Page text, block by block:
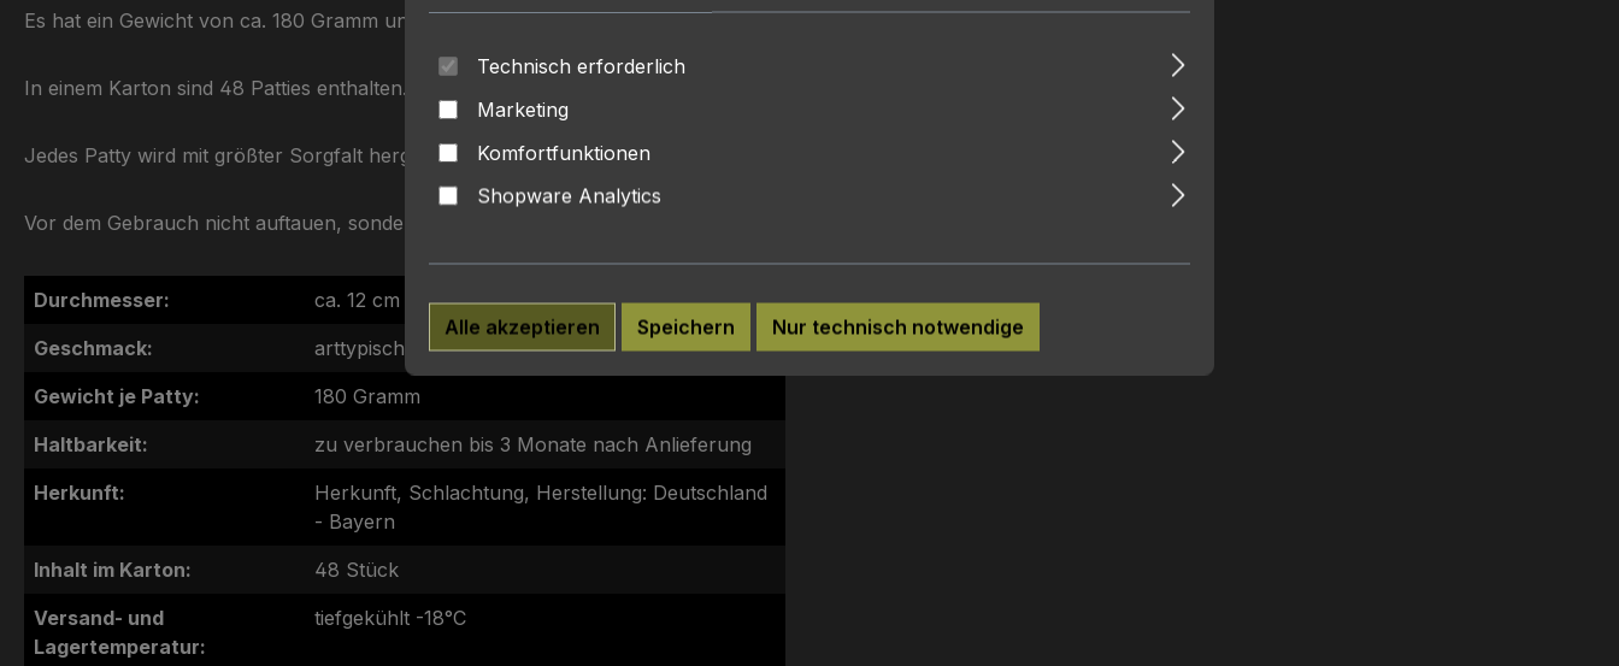
Es hat ein Gewicht von ca. 180 Gramm und einen Durchmesser von ca. 12 cm.
In einem Karton sind 48 Patties enthalten.
Jedes Patty wird mit größter Sorgfalt hergestellt, ist schockgefrostet und einzel entnehmbar.
Vor dem Gebrauch nicht auftauen, sondern gefrostet erhitzen. Nicht wieder einfrieren. Durchgegart verzehren!
Durchmesser:
ca. 12 cm
Geschmack:
arttypischer aromatischer Rindfleischgeschmack
Gewicht je Patty:
180 Gramm
Haltbarkeit:
zu verbrauchen bis 3 Monate nach Anlieferung
Herkunft:
Herkunft, Schlachtung, Herstellung: Deutschland
- Bayern
Inhalt im Karton:
48 Stück
Versand- und
Lagertemperatur:
tiefgekühlt -18°C
Technisch erforderlich
Marketing
Komfortfunktionen
Shopware Analytics
Alle akzeptieren Speichern Nur technisch notwendige